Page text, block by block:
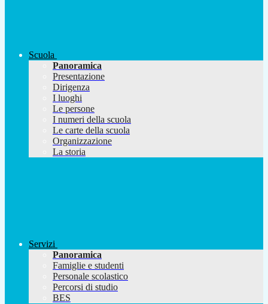
Scuola
Panoramica
Presentazione
Dirigenza
I luoghi
Le persone
I numeri della scuola
Le carte della scuola
Organizzazione
La storia
Servizi
Panoramica
Famiglie e studenti
Personale scolastico
Percorsi di studio
BES